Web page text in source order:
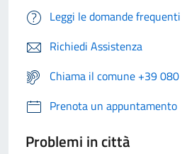
Leggi le domande frequenti
Richiedi Assistenza
Chiama il comune +39
Prenota un appuntamento
Problemi in città